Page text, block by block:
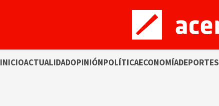
INICIOACTUALIDADOPINIÓNPOLÍTICAECONOMÍADEPORTES